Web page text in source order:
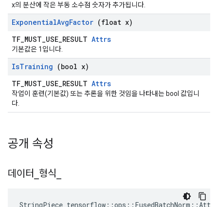
x의 분산에 작은 부동 소수점 숫자가 추가됩니다.
ExponentialAvgFactor (float x)
TF_MUST_USE_RESULT Attrs
기본값은 1입니다.
IsTraining (bool x)
TF_MUST_USE_RESULT Attrs
작업이 훈련(기본값) 또는 추론을 위한 것임을 나타내는 bool 값입니
다.
공개 속성
데이터 형식
StringPiece